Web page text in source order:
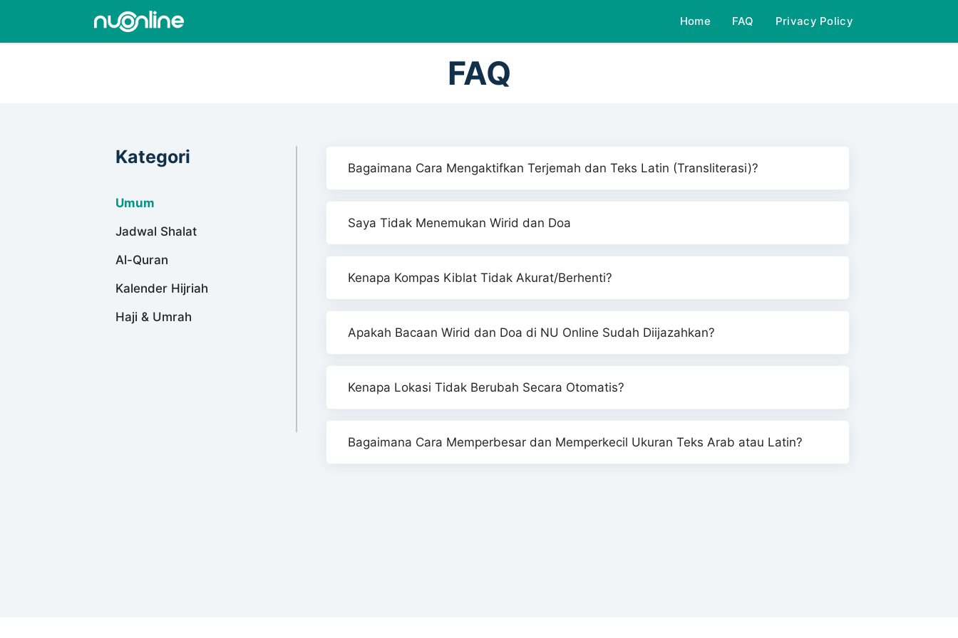
Home FAQ Privacy Policy
FAQ
Kategori
Umum
Jadwal Shalat
Al-Quran
Kalender Hijriah
Haji & Umrah
Bagaimana Cara Mengaktifkan Terjemah dan Teks Latin (Transliterasi)?
Saya Tidak Menemukan Wirid dan Doa
Kenapa Kompas Kiblat Tidak Akurat/Berhenti?
Apakah Bacaan Wirid dan Doa di NU Online Sudah Diijazahkan?
Kenapa Lokasi Tidak Berubah Secara Otomatis?
Bagaimana Cara Memperbesar dan Memperkecil Ukuran Teks Arab atau Latin?